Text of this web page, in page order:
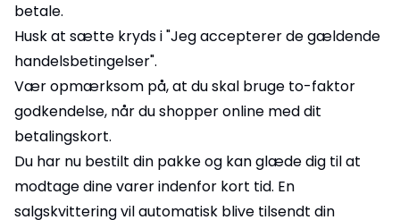
betale.
Husk at sætte kryds i "Jeg accepterer de gældende
handelsbetingelser".
Vær opmærksom på, at du skal bruge to-faktor
godkendelse, når du shopper online med dit
betalingskort.
Du har nu bestilt din pakke og kan glæde dig til at
modtage dine varer indenfor kort tid. En
salgskvittering vil automatisk blive tilsendt din